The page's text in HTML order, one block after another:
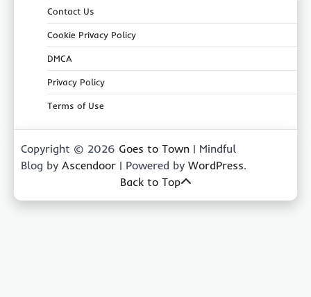
Contact Us
Cookie Privacy Policy
DMCA
Privacy Policy
Terms of Use
Copyright © 2026 Goes to Town | Mindful
Blog by Ascendoor | Powered by WordPress.
Back to Top